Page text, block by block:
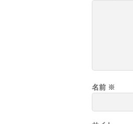
名前 ※